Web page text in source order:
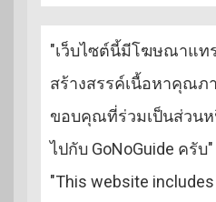
"เว็บไซต์นี้มีโฆษณาแท
สร้างสรรค์เนื้อหาคุณภ
ขอบคุณที่ร่วมเป็นส่วนห
ไปกับ GoNoGuide ครับ"
"This website